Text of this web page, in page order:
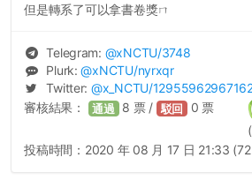
但是轉系了可以拿書卷獎ㄇ
Telegram: @xNCTU/3748
Plurk:@xNCTU/nyrxqr
Twitter: @x_NCTU/
審核結果： 通過 8 票 / 駁回 0 票
投稿時間： 2020 年 08 月 17 日 21:33